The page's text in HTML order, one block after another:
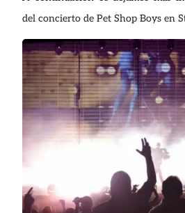
del concierto de Pet Shop Boys en